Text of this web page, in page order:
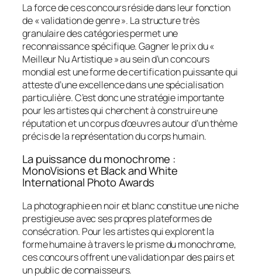
La force de ces concours réside dans leur fonction
de « validation de genre ». La structure très
granulaire des catégories permet une
reconnaissance spécifique. Gagner le prix du «
Meilleur Nu Artistique » au sein d’un concours
mondial est une forme de certification puissante qui
atteste d’une excellence dans une spécialisation
particulière. C’est donc une stratégie importante
pour les artistes qui cherchent à construire une
réputation et un corpus d’œuvres autour d’un thème
précis de la représentation du corps humain.
La puissance du monochrome :
MonoVisions et Black and White
International Photo Awards
La photographie en noir et blanc constitue une niche
prestigieuse avec ses propres plateformes de
consécration. Pour les artistes qui explorent la
forme humaine à travers le prisme du monochrome,
ces concours offrent une validation par des pairs et
un public de connaisseurs.